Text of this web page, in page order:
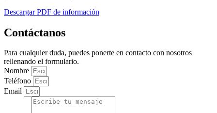
Descargar PDF de información
Contáctanos
Para cualquier duda, puedes ponerte en contacto con nosotros
rellenando el formulario.
Nombre
Teléfono
Email